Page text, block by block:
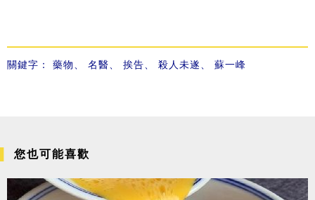
關鍵字： 藥物 名醫 挨告 殺人未遂 蘇一峰
您也可能喜歡